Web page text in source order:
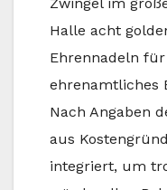
Zwingel im
Halle acht
Ehrennadeln
ehrenamtliches
Nach Angaben
aus
integriert, um